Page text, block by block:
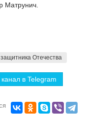
Матрунич.
Отечества
в Telegram